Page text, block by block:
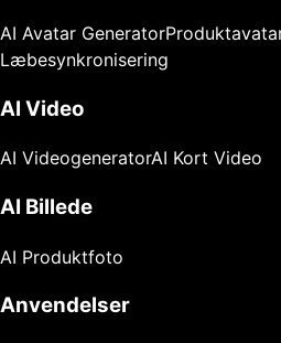
AI Avatar Generator
Læbesynkronisering
AI Video
AI VideogeneratorAI Kort Video
AI Billede
AI Produktfoto
Anvendelser